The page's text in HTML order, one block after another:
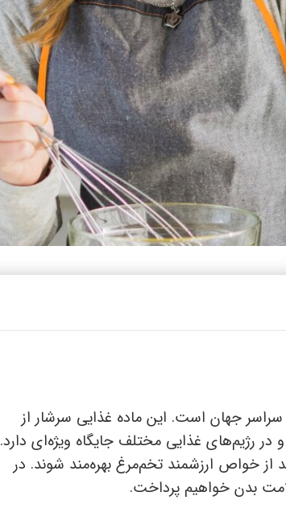
جهان است. این ماده غذایی سرشار از
در رژیم‌های غذایی مختلف جایگاه ویژه‌ای دارد.
از خواص ارزشمند تخم‌مرغ بهره‌مند شوند. در
بدن خواهیم پرداخت.